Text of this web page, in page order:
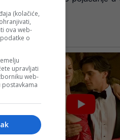
(kolačiće,
ova web-
o
upravljati
web-